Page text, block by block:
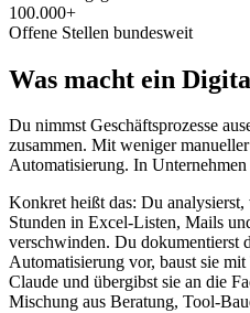
100.000+
Offene Stellen bundesweit
Was macht ein
Du nimmst Geschäftsprozesse
zusammen. Mit weniger
Automatisierung. In
Konkret heißt das: Du
Stunden in Excel-Listen, Mails
verschwinden. Du dokumentierst
Automatisierung vor, baust sie
Claude und übergibst sie an die
Mischung aus Beratung, Tool-